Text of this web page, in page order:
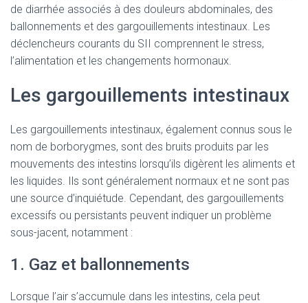
de diarrhée associés à des douleurs abdominales, des
ballonnements et des gargouillements intestinaux. Les
déclencheurs courants du SII comprennent le stress,
l’alimentation et les changements hormonaux.
Les gargouillements intestinaux
Les gargouillements intestinaux, également connus sous le
nom de borborygmes, sont des bruits produits par les
mouvements des intestins lorsqu’ils digèrent les aliments et
les liquides. Ils sont généralement normaux et ne sont pas
une source d’inquiétude. Cependant, des gargouillements
excessifs ou persistants peuvent indiquer un problème
sous-jacent, notamment :
1. Gaz et ballonnements
Lorsque l’air s’accumule dans les intestins, cela peut